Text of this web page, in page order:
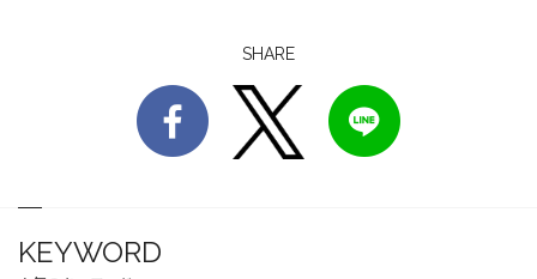
SHARE
KEYWORD